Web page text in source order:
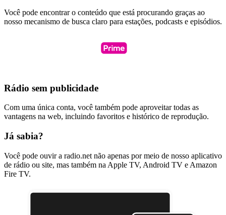
Você pode encontrar o conteúdo que está procurando graças ao
nosso mecanismo de busca claro para estações, podcasts e episódios.
Rádio sem publicidade
Com uma única conta, você também pode aproveitar todas as
vantagens na web, incluindo favoritos e histórico de reprodução.
Já sabia?
Você pode ouvir a radio.net não apenas por meio de nosso aplicativo
de rádio ou site, mas também na Apple TV, Android TV e Amazon
Fire TV.